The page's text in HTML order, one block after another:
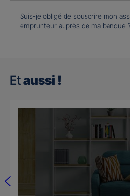
Suis-je obligé de souscrire mon
emprunteur auprès de ma banque ?
Et aussi !